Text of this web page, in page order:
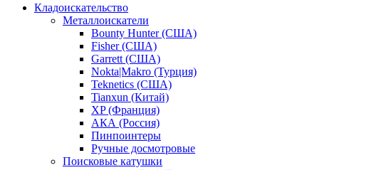
Кладоискательство
Металлоискатели
Bounty Hunter (США)
Fisher (США)
Garrett (США)
Nokta|Makro (Турция)
Teknetics (США)
Tianxun (Китай)
XP (Франция)
АКА (Россия)
Пинпоинтеры
Ручные досмотровые
Поисковые катушки